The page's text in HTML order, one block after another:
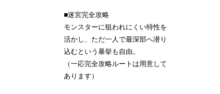
■迷宮完全攻略
モンスターに狙われにくい特性を
活かし、ただ一人で最深部へ潜り
込むという暴挙も自由。
（一応完全攻略ルートは用意して
あります）